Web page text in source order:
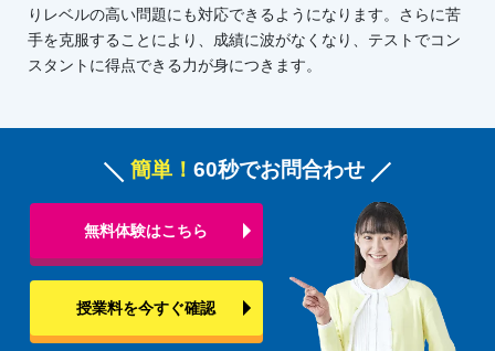
りレベルの高い問題にも対応できるようになります。さらに苦
手を克服することにより、成績に波がなくなり、テストでコン
スタントに得点できる力が身につきます。
簡単！ 60秒でお問合わせ
無料体験はこちら
授業料を今すぐ確認